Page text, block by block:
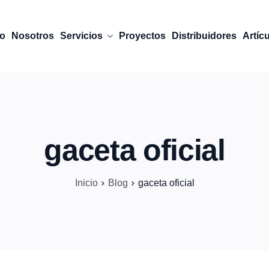
Nosotros Servicios Proyectos Distribuidores
gaceta oficial
Inicio Blog gaceta oficial